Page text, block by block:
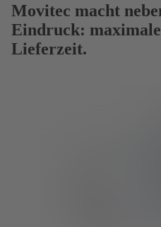
Movitec macht
Eindruck:
Lieferzeit.